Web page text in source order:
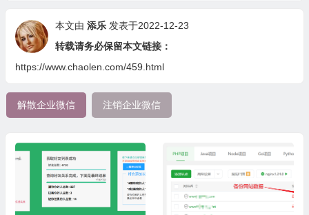
本文由 添乐 发表于2022-12-23
转载请务必保留本文链接：
https://www.chaolen.com/459.html
解散企业微信 注销企业微信